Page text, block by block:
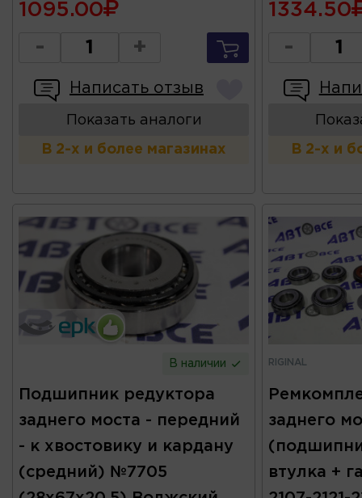
1095.00
- +
Написать отзыв
Показать аналоги
В 2-х и более магазинах
1334.50
-
В 2-х и
В наличии
Подшипник редуктора
заднего моста - передний
- к хвостовику и кардану
(средний) №7705
RIGINAL
заднего
втулка +